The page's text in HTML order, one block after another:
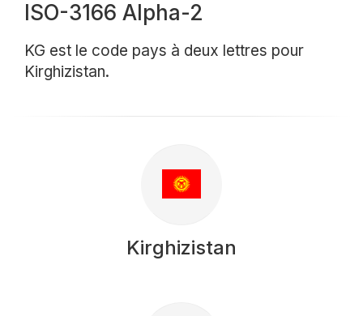
ISO-3166 Alpha-2
KG est le code pays à deux lettres pour
Kirghizistan.
Kirghizistan